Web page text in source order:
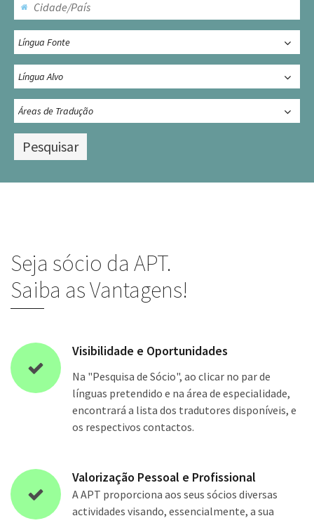
Seja sócio da APT.
Saiba as Vantagens!
Visibilidade e Oportunidades
Na "Pesquisa de Sócio", ao clicar no par de
línguas pretendido e na área de especialidade,
encontrará a lista dos tradutores disponíveis, e
os respectivos contactos.
Valorização Pessoal e Profissional
A APT proporciona aos seus sócios diversas
actividades visando, essencialmente, a sua